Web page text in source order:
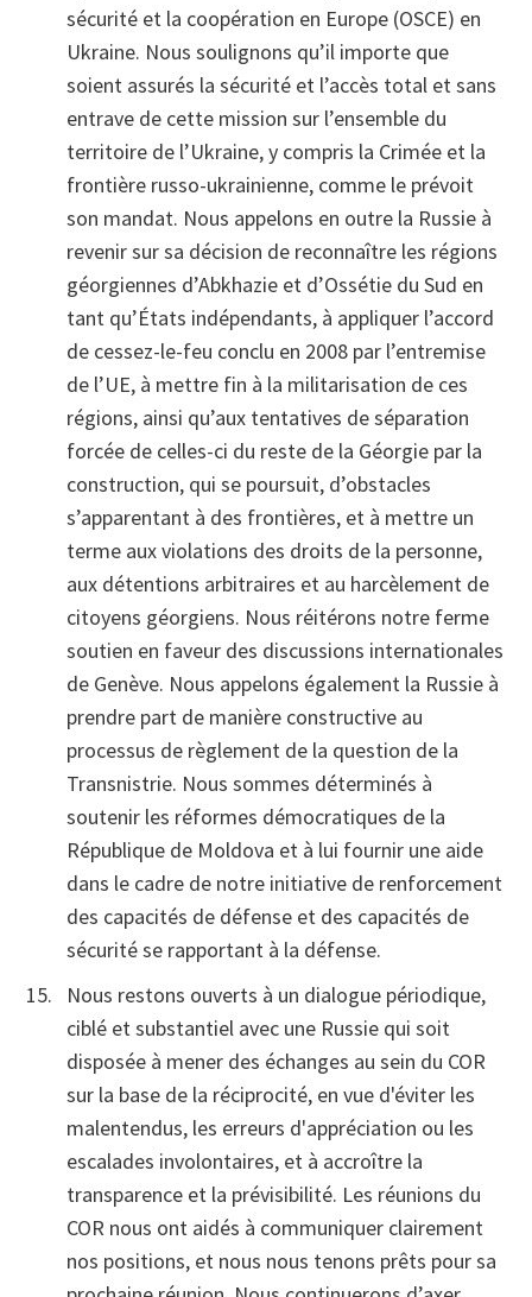
sécurité et la coopération en Europe (OSCE) en
Ukraine. Nous soulignons qu’il importe que
soient assurés la sécurité et l’accès total et sans
entrave de cette mission sur l’ensemble du
territoire de l’Ukraine, y compris la Crimée et la
frontière russo-ukrainienne, comme le prévoit
son mandat. Nous appelons en outre la Russie à
revenir sur sa décision de reconnaître les régions
géorgiennes d’Abkhazie et d’Ossétie du Sud en
tant qu’États indépendants, à appliquer l’accord
de cessez-le-feu conclu en 2008 par l’entremise
de l’UE, à mettre fin à la militarisation de ces
régions, ainsi qu’aux tentatives de séparation
forcée de celles-ci du reste de la Géorgie par la
construction, qui se poursuit, d’obstacles
s’apparentant à des frontières, et à mettre un
terme aux violations des droits de la personne,
aux détentions arbitraires et au harcèlement de
citoyens géorgiens. Nous réitérons notre ferme
soutien en faveur des discussions internationales
de Genève. Nous appelons également la Russie à
prendre part de manière constructive au
processus de règlement de la question de la
Transnistrie. Nous sommes déterminés à
soutenir les réformes démocratiques de la
République de Moldova et à lui fournir une aide
dans le cadre de notre initiative de renforcement
des capacités de défense et des capacités de
sécurité se rapportant à la défense.
Nous restons ouverts à un dialogue périodique,
ciblé et substantiel avec une Russie qui soit
disposée à mener des échanges au sein du COR
sur la base de la réciprocité, en vue d'éviter les
malentendus, les erreurs d'appréciation ou les
escalades involontaires, et à accroître la
transparence et la prévisibilité. Les réunions du
COR nous ont aidés à communiquer clairement
nos positions, et nous nous tenons prêts pour sa